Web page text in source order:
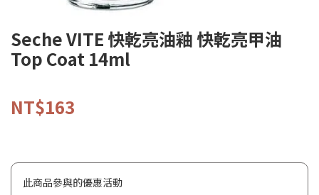
Seche VITE 快乾亮油釉 快乾亮甲油
Top Coat 14ml
NT$163
此商品參與的優惠活動